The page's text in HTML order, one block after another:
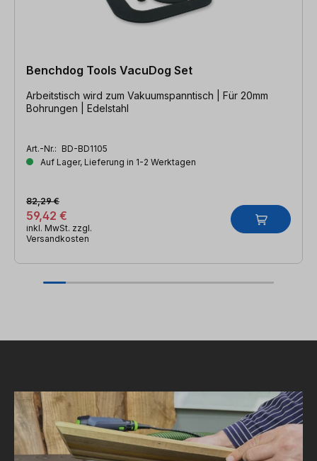
Benchdog Tools VacuDog Set
Arbeitstisch wird zum Vakuumspanntisch | Für 20mm
Bohrungen | Edelstahl
Art.-Nr.: BD-BD1105
Auf Lager, Lieferung in 1-2 Werktagen
59,42 €
82,29 €
inkl. MwSt. zzgl.
Versandkosten